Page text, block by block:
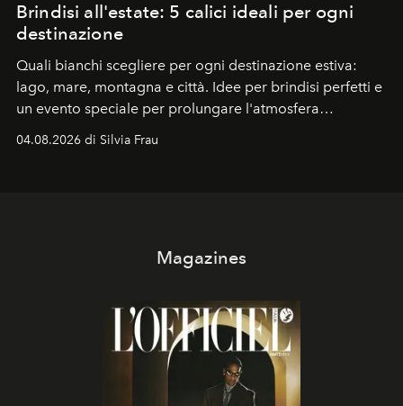
Brindisi all'estate: 5 calici ideali per ogni
destinazione
Quali bianchi scegliere per ogni destinazione estiva:
lago, mare, montagna e città. Idee per brindisi perfetti e
un evento speciale per prolungare l'atmosfera
04.08.2026 di Silvia Frau
Magazines